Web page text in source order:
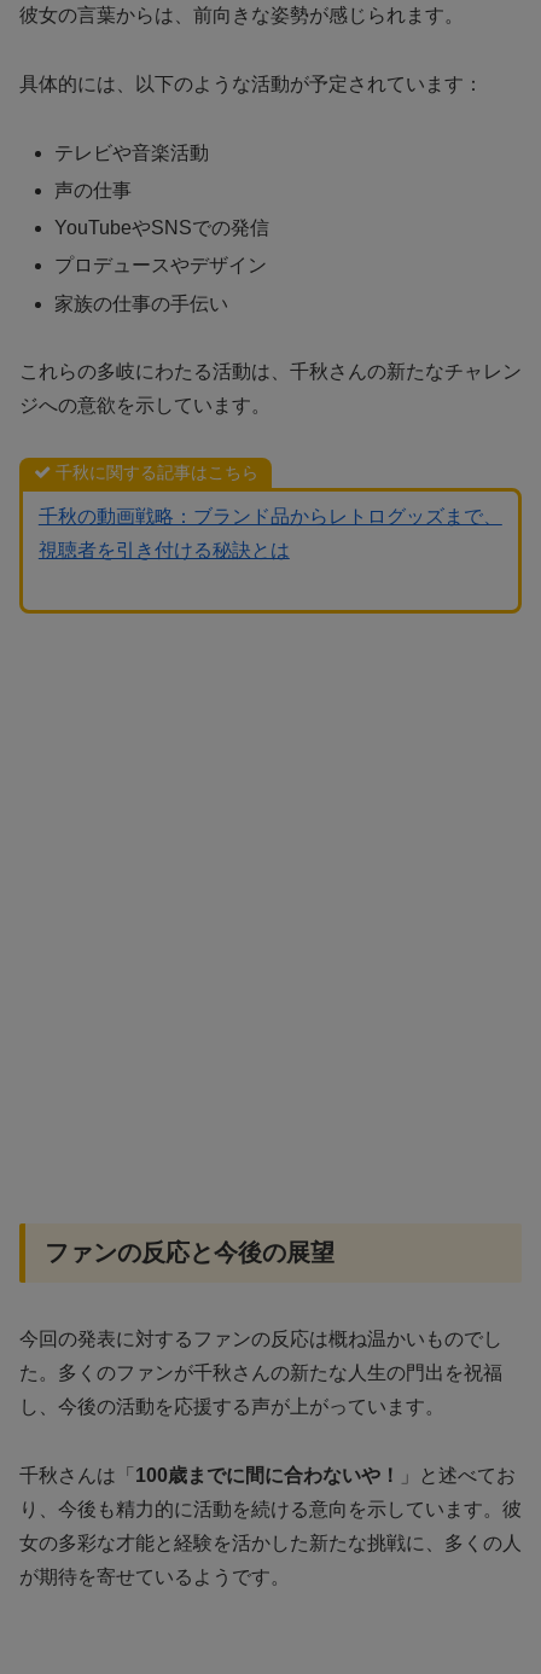
彼女の言葉からは、前向きな姿勢が感じられます。
具体的には、以下のような活動が予定されています：
テレビや音楽活動
声の仕事
YouTubeやSNSでの発信
プロデュースやデザイン
家族の仕事の手伝い
これらの多岐にわたる活動は、千秋さんの新たなチャレン
ジへの意欲を示しています。
千秋に関する記事はこちら
千秋の動画戦略：ブランド品からレトログッズまで、
視聴者を引き付ける秘訣とは
ファンの反応と今後の展望
今回の発表に対するファンの反応は概ね温かいものでし
た。多くのファンが千秋さんの新たな人生の門出を祝福
し、今後の活動を応援する声が上がっています。
千秋さんは「 100歳までに間に合わないや！
」と述べてお
り、今後も精力的に活動を続ける意向を示しています。彼
女の多彩な才能と経験を活かした新たな挑戦に、多くの人
が期待を寄せているようです。